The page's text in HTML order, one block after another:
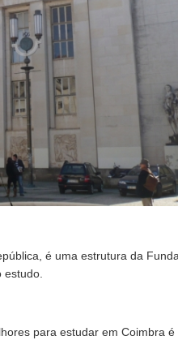
é uma estrutura da
para estudar em Coimbra é